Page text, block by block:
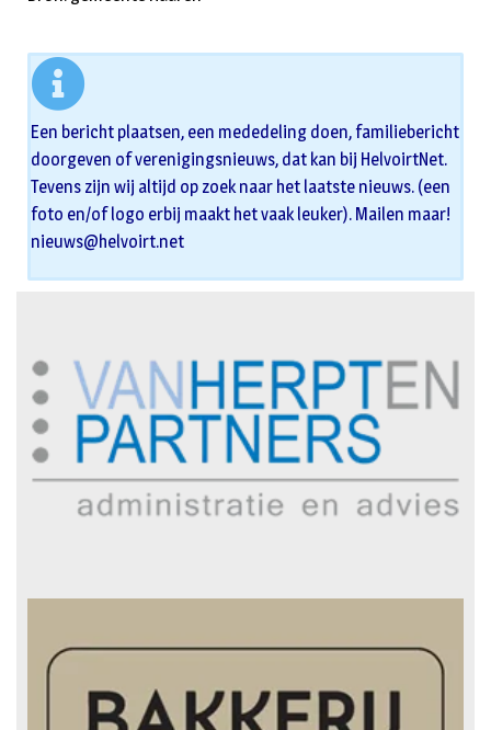
Een bericht plaatsen, een mededeling doen, familiebericht
doorgeven of verenigingsnieuws, dat kan bij HelvoirtNet.
Tevens zijn wij altijd op zoek naar het laatste nieuws. (een
foto en/of logo erbij maakt het vaak leuker). Mailen maar!
nieuws@helvoirt.net